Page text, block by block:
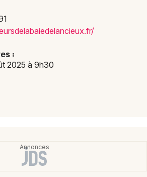
Malo
ursdelabaiedelancieux.fr/
:
2025 à 9h30